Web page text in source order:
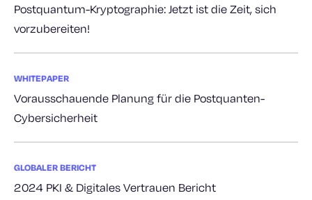
Postquantum-Kryptographie: Jetzt ist die Zeit, sich
vorzubereiten!
WHITEPAPER
Vorausschauende Planung für die Postquanten-
Cybersicherheit
GLOBALER BERICHT
2024 PKI & Digitales Vertrauen Bericht